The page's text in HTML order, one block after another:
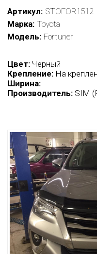
Артикул STOFOR1512
Марка Toyota
Модель Fortuner
Цвет: Черный
Крепление: На
Ширина:
Производитель: SIM